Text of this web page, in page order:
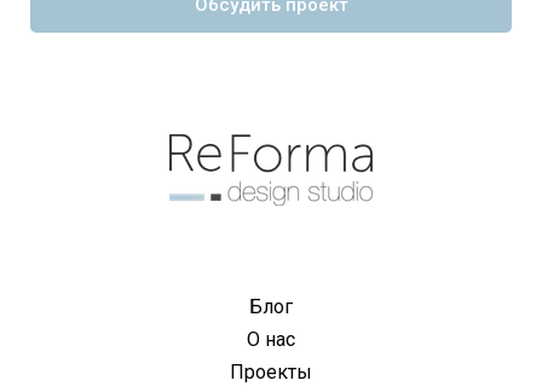
Обсудить проект
Блог
О нас
Проекты